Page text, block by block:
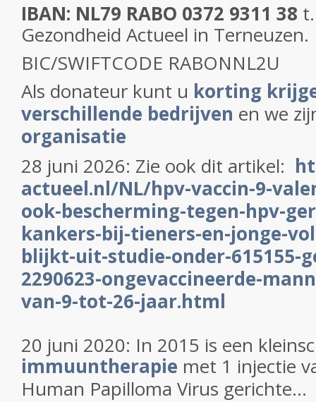
IBAN: NL79 RABO 0372 9311 38
Gezondheid Actueel in Terneuzen.
BIC/SWIFTCODE RABONNL2U
Als donateur kunt u korting
verschillende bedrijven en we
organisatie
28 juni 2026: Zie ook dit artikel:
actueel.nl/NL/hpv-vaccin-9-
ook-bescherming-tegen-hpv-
kankers-bij-tieners-en-jonge-
blijkt-uit-studie-onder-615155-
2290623-ongevaccineerde-
van-9-tot-26-jaar.html
20 juni 2020: In 2015 is een
immuuntherapie met 1 injectie
Human Papilloma Virus gerichte...